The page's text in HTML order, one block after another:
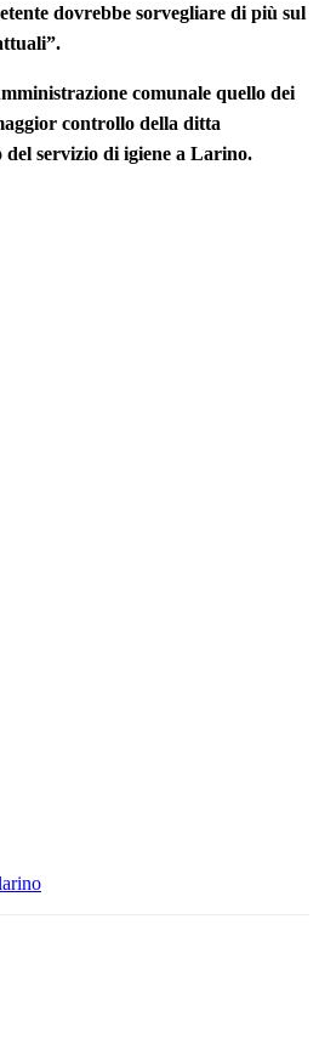
dovrebbe sorvegliare di più sul
comunale quello dei
controllo della ditta
del servizio di igiene a Larino.